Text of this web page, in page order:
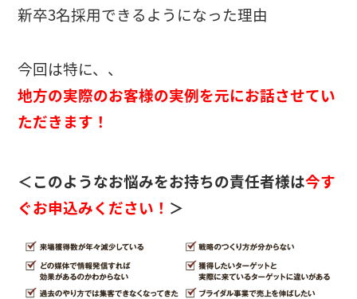
新卒3名採用できるようになった理由
今回は特に、、
地方の実際のお客様の実例を元にお話させてい
ただきます！
＜このようなお悩みをお持ちの責任者様は今す
ぐお申込みください！ ＞